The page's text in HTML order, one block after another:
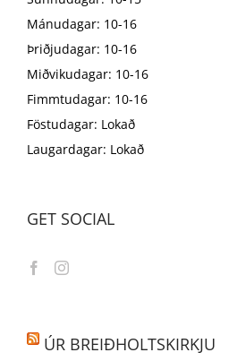
Mánudagar: 10-16
Þriðjudagar: 10-16
Miðvikudagar: 10-16
Fimmtudagar: 10-16
Föstudagar: Lokað
Laugardagar: Lokað
GET SOCIAL
ÚR BREIÐHOLTSKIRKJU